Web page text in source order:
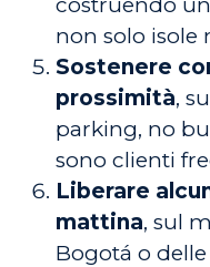
non solo isole
Sostenere
prossimità,
parking, no
sono clienti
Liberare
mattina, sul
Bogotá o